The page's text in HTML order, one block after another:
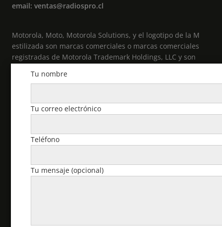
email: ventas@radiospro.cl
Motorola, Moto, Motorola Solutions, y el logotipo de la M
estilizada son marcas comerciales o marcas comerciales
registradas de Motorola Trademark Holdings, LLC y son
comerciales pertenecen a sus respectivos propietarios. ©
reservados.
Cuenta
Tu nombre
Tu correo electrónico
Teléfono
Tu mensaje (opcional)